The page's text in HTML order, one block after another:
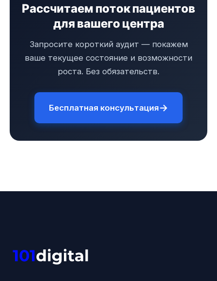
Рассчитаем поток пациентов
для вашего центра
Запросите короткий аудит — покажем
ваше текущее состояние и возможности
роста. Без обязательств.
Бесплатная консультация→